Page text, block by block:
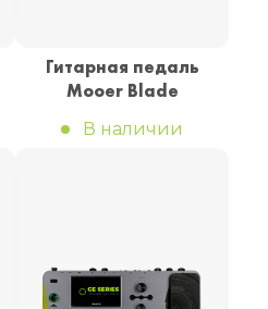
Гитарная педаль
Mooer Blade
В наличии